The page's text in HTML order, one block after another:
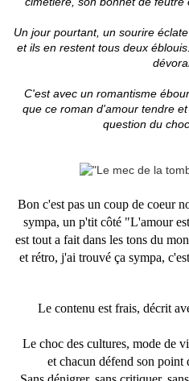
Un jour pourtant, un sourire
et ils en restent tous deux
C'est avec un romantisme
que ce roman d'amour tendre
question du
Bon c'est pas un coup de coeur
sympa, un p'tit côté "L'amour
est tout a fait dans les tons du
et rétro, j'ai trouvé ça sympa,
Le contenu est frais, décrit
Le choc des cultures, mode de
et chacun défend son point